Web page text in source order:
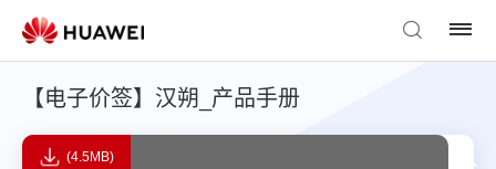
【电子价签】汉朔_产品手册
(4.5MB)